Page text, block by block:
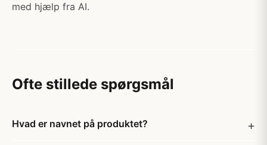
med hjælp fra AI.
Ofte stillede spørgsmål
Hvad er navnet på produktet?